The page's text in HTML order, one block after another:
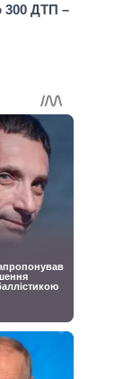
300 ДТП –